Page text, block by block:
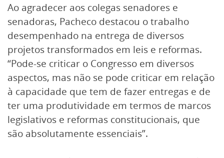
Ao agradecer aos colegas senadores e
senadoras, Pacheco destacou o trabalho
desempenhado na entrega de diversos
projetos transformados em leis e reformas.
“Pode-se criticar o Congresso em diversos
aspectos, mas não se pode criticar em relação
à capacidade que tem de fazer entregas e de
ter uma produtividade em termos de marcos
legislativos e reformas constitucionais, que
são absolutamente essenciais”.